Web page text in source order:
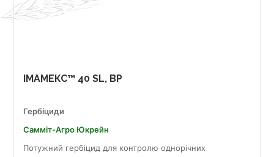
ІМАМЕКС™ 40 SL, ВР
Гербіциди
Самміт-Агро Юкрейн
Потужний гербіцид для контролю однорічних